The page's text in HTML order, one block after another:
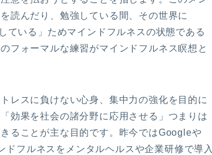
読んだり、勉強している間、その世界に
ている」ためマインドフルネスの状態である
フォーマルな練習がマインドフルネス瞑想と
レスに負けない心身、集中力の強化を目的に
効果を社会の諸分野に応用させる」つまりは
ることが主な目的です。昨今ではGoogleや
フルネスをメンタルヘルスや企業研修で導入